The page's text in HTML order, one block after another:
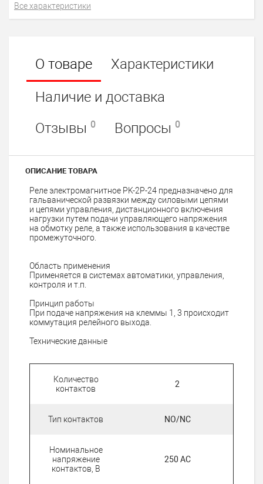
Все характеристики
О товаре
Характеристики
Наличие и доставка
Отзывы 0 Вопросы 0
ОПИСАНИЕ ТОВАРА
Реле электромагнитное PK-2P-24 предназначено для
гальванической развязки между силовыми цепями
и цепями управления, дистанционного включения
нагрузки путем подачи управляющего напряжения
на обмотку реле, а также использования в качестве
промежуточного.
Область применения
Применяется в системах автоматики, управления,
контроля и т.п.
Принцип работы
При подаче напряжения на клеммы 1, 3 происходит
коммутация релейного выхода.
Технические данные
Количество
контактов
2
Тип контактов NO/NC
Номинальное
напряжение
контактов, В
250 AC